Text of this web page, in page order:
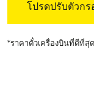
โปรดปรับตัวก
*ราคาตั๋วเครื่องบินที่ดีที่